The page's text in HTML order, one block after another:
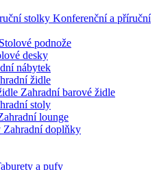
Konferenční a příruční
Stolové podnože
desky
nábytek
židle
Zahradní barové židle
stoly
lounge
Zahradní doplňky
a pufy